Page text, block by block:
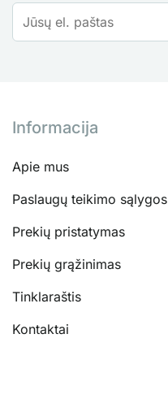
Informacija
Apie mus
Paslaugų teikimo sąlygos
Prekių pristatymas
Prekių grąžinimas
Tinklaraštis
Kontaktai